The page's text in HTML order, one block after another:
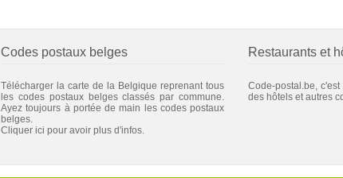
Codes postaux belges
Télécharger la carte de la Belgique reprenant tous
les codes postaux belges classés par commune.
Ayez toujours à portée de main les codes postaux
belges.
Cliquer ici pour avoir plus d'infos.
Restaurants et
Code-postal.be,
des hôtels et autres